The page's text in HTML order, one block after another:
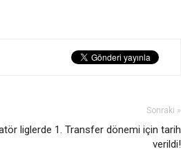
Sonraki »
liglerde 1. Transfer dönemi için tarih
verildi!